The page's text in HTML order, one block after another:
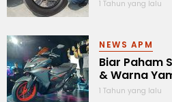
1 Tahun yang lalu
NEWS APM
Biar Paham
& Warna
1 Tahun yang lalu